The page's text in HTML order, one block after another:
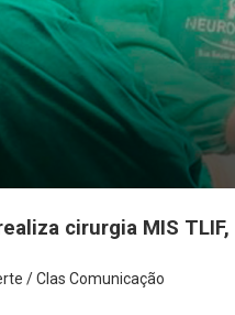
cirurgia MIS
/ Clas Comunicação